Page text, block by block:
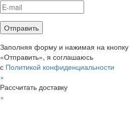
Заполняя форму и нажимая на кнопку
«Отправить», я соглашаюсь
с Политикой конфиденциальности
×
Рассчитать доставку
×